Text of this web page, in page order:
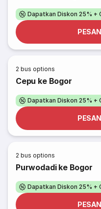
Dapatkan Diskon 25% +
2 bus options
Cepu ke Bogor
Dapatkan Diskon 25% +
2 bus options
Purwodadi ke Bogor
Dapatkan Diskon 25% +